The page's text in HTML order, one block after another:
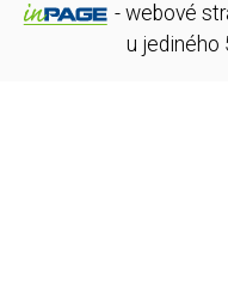
- webové
u jediného